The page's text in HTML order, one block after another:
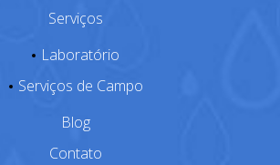
Serviços
Laboratório
Serviços de Campo
Blog
Contato